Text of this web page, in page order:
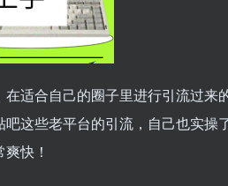
适合自己的圈子里进行引流过来
这些老平台的引流，自己也实操
快！